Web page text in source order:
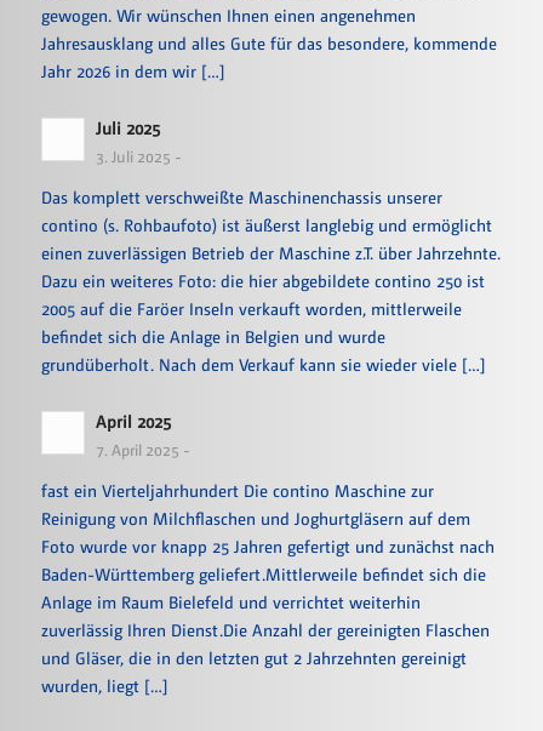
gewogen. Wir wünschen Ihnen einen angenehmen
Jahresausklang und alles Gute für das besondere, kommende
Jahr 2026 in dem wir […]
Juli 2025
3. Juli 2025 -
Das komplett verschweißte Maschinenchassis unserer
contino (s. Rohbaufoto) ist äußerst langlebig und ermöglicht
einen zuverlässigen Betrieb der Maschine z.T. über Jahrzehnte.
Dazu ein weiteres Foto: die hier abgebildete contino 250 ist
2005 auf die Faröer Inseln verkauft worden, mittlerweile
befindet sich die Anlage in Belgien und wurde
grundüberholt. Nach dem Verkauf kann sie wieder viele […]
April 2025
7. April 2025 -
fast ein Vierteljahrhundert Die contino Maschine zur
Reinigung von Milchflaschen und Joghurtgläsern auf dem
Foto wurde vor knapp 25 Jahren gefertigt und zunächst nach
Baden-Württemberg geliefert.Mittlerweile befindet sich die
Anlage im Raum Bielefeld und verrichtet weiterhin
zuverlässig Ihren Dienst.Die Anzahl der gereinigten Flaschen
und Gläser, die in den letzten gut 2 Jahrzehnten gereinigt
wurden, liegt […]